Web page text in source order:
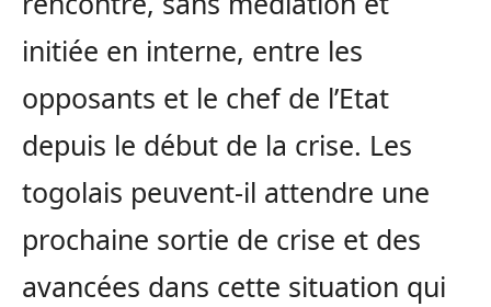
initiée en interne, entre les
opposants et le chef de l’Etat
depuis le début de la crise. Les
togolais peuvent-il attendre une
prochaine sortie de crise et des
avancées dans cette situation qui